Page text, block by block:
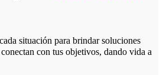
situación para brindar soluciones
con tus objetivos, dando vida a